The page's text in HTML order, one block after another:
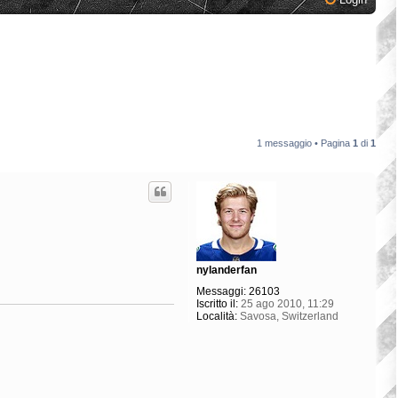
1 messaggio • Pagina 1 di 1
nylanderfan
Messaggi: 26103
Iscritto il: 25 ago 2010, 11:29
Località: Savosa, Switzerland